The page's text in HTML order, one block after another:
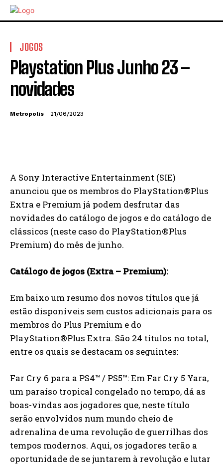
JOGOS
Playstation Plus Junho 23 –
novidades
Metropolis 21/06/2023
A Sony Interactive Entertainment (SIE)
anunciou que os membros do PlayStation®Plus
Extra e Premium já podem desfrutar das
novidades do catálogo de jogos e do catálogo de
clássicos (neste caso do PlayStation®Plus
Premium) do mês de junho.
Catálogo de jogos (Extra – Premium):
Em baixo um resumo dos novos títulos que já
estão disponíveis sem custos adicionais para os
membros do Plus Premium e do
PlayStation®Plus Extra. São 24 títulos no total,
entre os quais se destacam os seguintes:
Far Cry 6 para a PS4™ / PS5™: Em Far Cry 5 Yara,
um paraíso tropical congelado no tempo, dá as
boas-vindas aos jogadores que, neste título
serão envolvidos num mundo cheio de
adrenalina de uma revolução de guerrilhas dos
tempos modernos. Aqui, os jogadores terão a
oportunidade de se juntarem à revolução e lutar